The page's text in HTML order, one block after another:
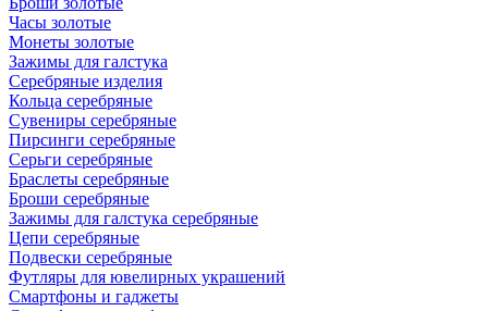
Часы золотые
Монеты золотые
Зажимы для галстука
Серебряные изделия
Кольца серебряные
Сувениры серебряные
Пирсинги серебряные
Серьги серебряные
Браслеты серебряные
Броши серебряные
Зажимы для галстука серебряные
Цепи серебряные
Подвески серебряные
Футляры для ювелирных украшений
Смартфоны и гаджеты